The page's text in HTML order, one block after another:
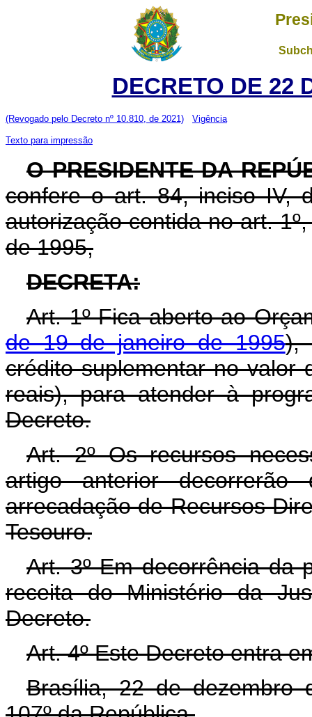
DECRETO DE 22
(Revogado pelo Decreto nº 10.810, de 2021) Vigência
Texto para impressão
O PRESIDENTE DA
confere o art. 84, inciso IV,
autorização contida no art.
de 1995,
DECRETA:
Art. 1º Fica aberto ao
de 19 de janeiro de 1995),
crédito suplementar no valor
reais), para atender à
Decreto.
Art. 2º Os recursos
artigo anterior
arrecadação de Recursos
Tesouro.
Art. 3º Em decorrência da
receita do Ministério da
Decreto.
Art. 4º Este Decreto entra
Brasília, 22 de dezembro